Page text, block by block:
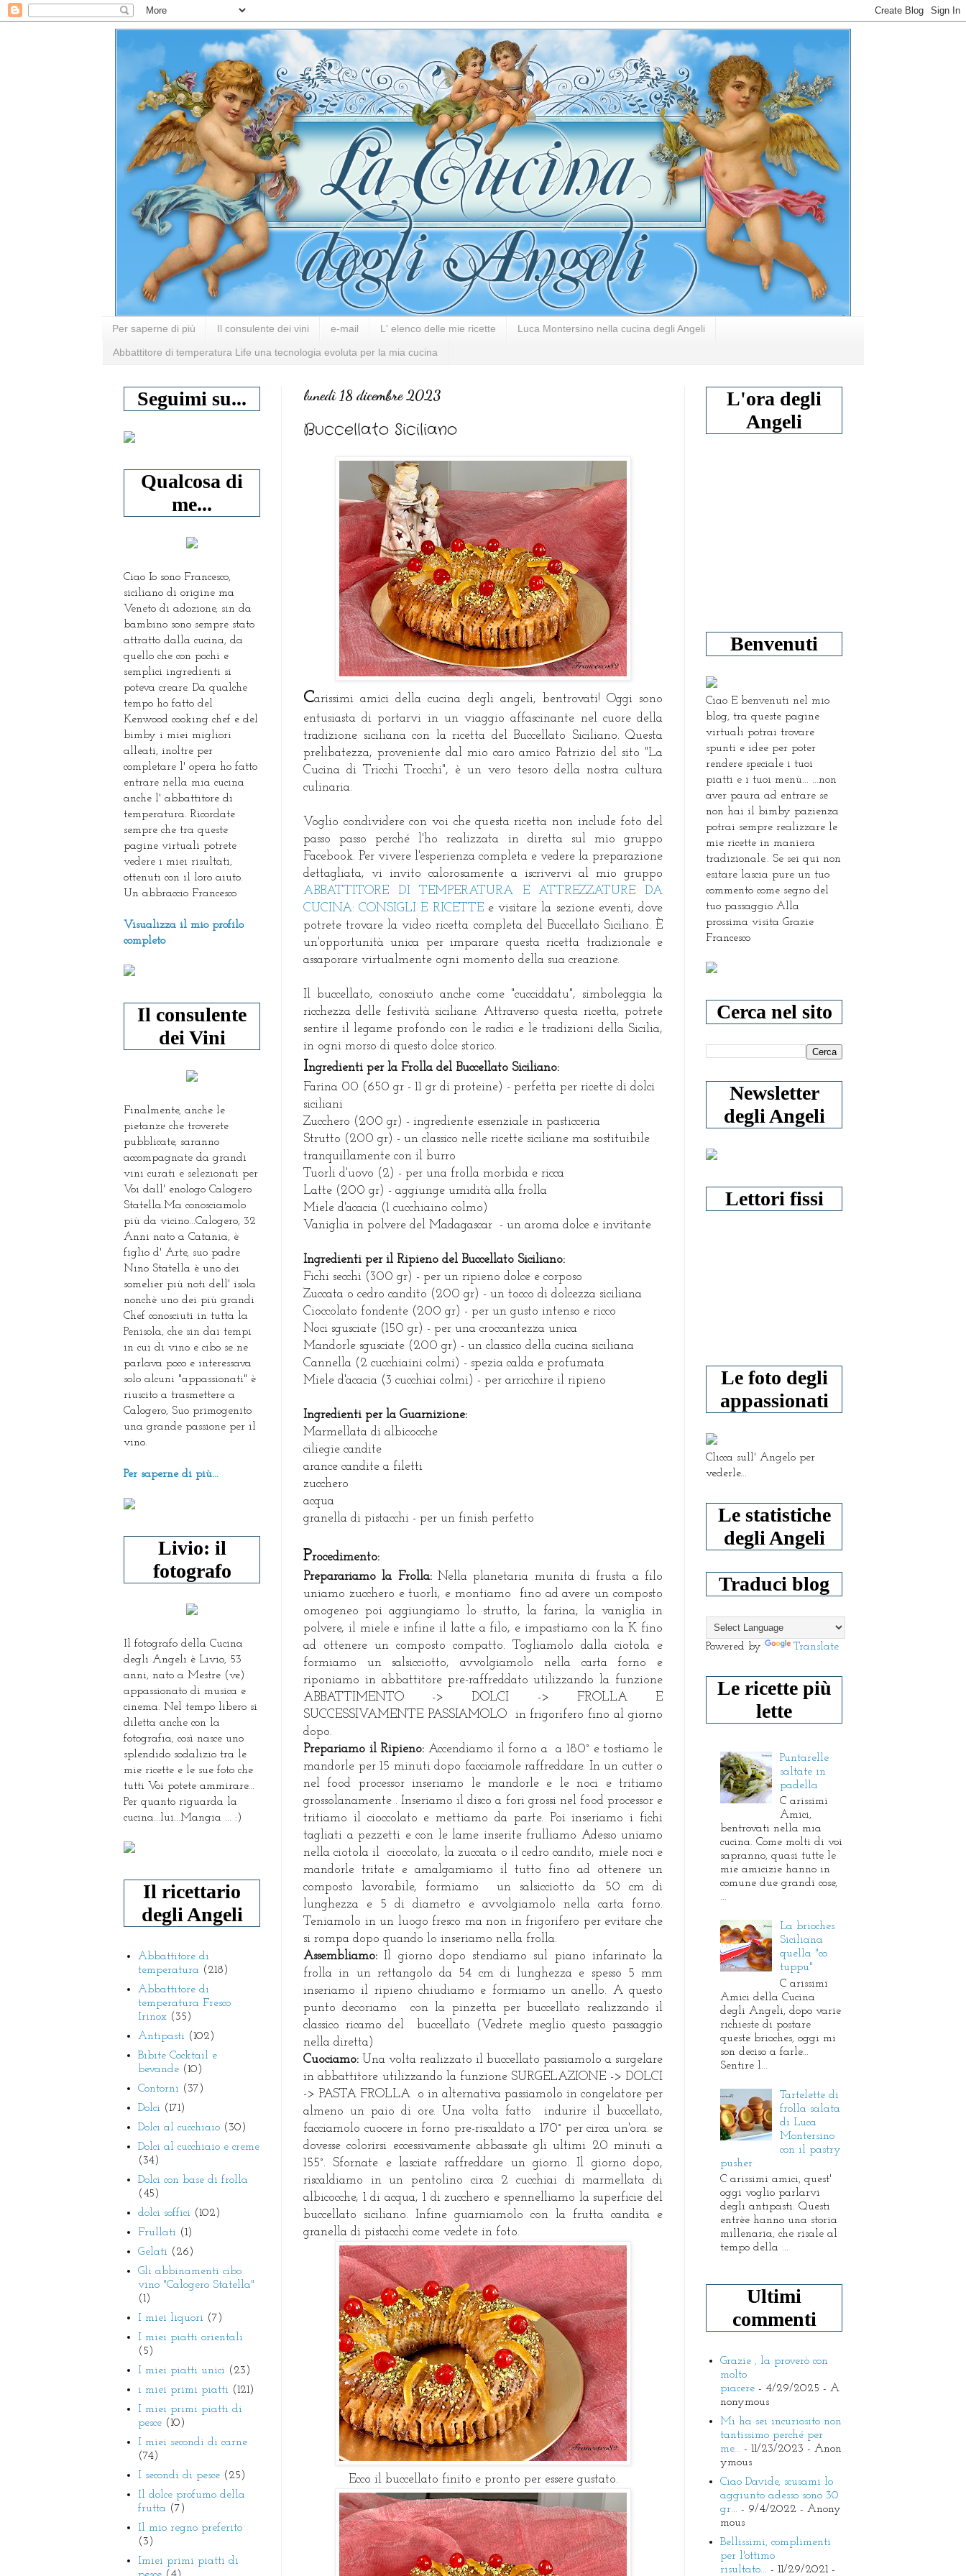
Per saperne di più Il consulente dei vini e-mail L' elenco delle mie ricette Luca Montersino nella cucina degli Angeli
Abbattitore di temperatura Life una tecnologia evoluta per la mia cucina
lunedì 18 dicembre 2023
Buccellato Siciliano
Carissimi amici della cucina degli angeli, bentrovati! Oggi sono
entusiasta di portarvi in un viaggio affascinante nel cuore della
tradizione siciliana con la ricetta del Buccellato Siciliano. Questa
prelibatezza, proveniente dal mio caro amico Patrizio del sito "La
Cucina di Tricchi Trocchi", è un vero tesoro della nostra cultura
culinaria.
Voglio condividere con voi che questa ricetta non include foto del
passo passo perché l'ho realizzata in diretta sul mio gruppo
Facebook. Per vivere l'esperienza completa e vedere la preparazione
dettagliata, vi invito calorosamente a iscrivervi al mio gruppo
ABBATTITORE DI TEMPERATURA E ATTREZZATURE DA
CUCINA: CONSIGLI E RICETTEe visitare la sezione eventi, dove
potrete trovare la video ricetta completa del Buccellato Siciliano. È
un'opportunità unica per imparare questa ricetta tradizionale e
assaporare virtualmente ogni momento della sua creazione.
Il buccellato, conosciuto anche come "cucciddatu", simboleggia la
ricchezza delle festività siciliane. Attraverso questa ricetta, potrete
sentire il legame profondo con le radici e le tradizioni della Sicilia,
in ogni morso di questo dolce storico.
Ingredienti per la Frolla del Buccellato Siciliano:
Farina 00 (650 gr - 11 gr di proteine) - perfetta per ricette di dolci
siciliani
Zucchero (200 gr) - ingrediente essenziale in pasticceria
Strutto (200 gr) - un classico nelle ricette siciliane ma sostituibile
tranquillamente con il burro
Tuorli d'uovo (2) - per una frolla morbida e ricca
Latte (200 gr) - aggiunge umidità alla frolla
Miele d'acacia (1 cucchiaino colmo)
Vaniglia in polvere del Madagascar - un aroma dolce e invitante
Ingredienti per il Ripieno del Buccellato Siciliano:
Fichi secchi (300 gr) - per un ripieno dolce e corposo
Zuccata o cedro candito (200 gr) - un tocco di dolcezza siciliana
Cioccolato fondente (200 gr) - per un gusto intenso e ricco
Noci sgusciate (150 gr) - per una croccantezza unica
Mandorle sgusciate (200 gr) - un classico della cucina siciliana
Cannella (2 cucchiaini colmi) - spezia calda e profumata
Miele d'acacia (3 cucchiai colmi) - per arricchire il ripieno
Ingredienti per la Guarnizione:
Marmellata di albicocche
ciliegie candite
arance candite a filetti
zucchero
acqua
granella di pistacchi - per un finish perfetto
Procedimento:
Preparariamo la Frolla:Nella planetaria munita di frusta a filo
uniamo zucchero e tuorli, e montiamo fino ad avere un composto
omogeneo poi aggiungiamo lo strutto, la farina, la vaniglia in
polvere, il miele e infine il latte a filo, e impastiamo con la K fino
ad ottenere un composto compatto. Togliamolo dalla ciotola e
formiamo un salsicciotto, avvolgiamolo nella carta forno e
riponiamo in abbattitore pre-raffreddato utilizzando la funzione
ABBATTIMENTO -> DOLCI -> FROLLA E
SUCCESSIVAMENTE PASSIAMOLO in frigorifero fino al giorno
dopo.
Prepariamo il Ripieno: Accendiamo il forno a
a 180° e tostiamo le
mandorle per 15 minuti dopo facciamole raffreddare. In un cutter o
nel food processor inseriamo le mandorle e le noci e tritiamo
grossolanamente . Inseriamo il disco a fori grossi nel food processor e
tritiamo il cioccolato e mettiamo da parte. Poi inseriamo i fichi
tagliati a pezzetti e con le lame inserite frulliamo Adesso uniamo
nella ciotola il cioccolato, la zuccata o il cedro candito, miele noci e
mandorle tritate e amalgamiamo il tutto fino ad ottenere un
composto lavorabile, formiamo un salsicciotto da 50 cm di
lunghezza e 5 di diametro e avvolgiamolo nella carta forno.
Teniamolo in un luogo fresco ma non in frigorifero per evitare che
si rompa dopo quando lo inseriamo nella frolla.
Assembliamo:Il giorno dopo stendiamo sul piano infarinato la
frolla in un rettangolo da 54 cm di lunghezza e spesso 5 mm
inseriamo il ripieno chiudiamo e formiamo un anello. A questo
punto decoriamo con la pinzetta per buccellato realizzando il
classico ricamo del buccellato (Vedrete meglio questo passaggio
nella diretta)
Cuociamo: Una volta realizzato il buccellato passiamolo a surgelare
in abbattitore utilizzando la funzione SURGELAZIONE -> DOLCI
-> PASTA FROLLA o in alternativa passiamolo in congelatore per
almeno un paio di ore. Una volta fatto indurire il buccellato,
facciamolo cuocere in forno pre-riscaldato a 170° per circa un'ora. se
dovesse colorirsi eccessivamente abbassate gli ultimi 20 minuti a
155°. Sfornate e lasciate raffreddare un giorno. Il giorno dopo,
riscaldiamo in un pentolino circa 2 cucchiai di marmellata di
albicocche, 1 di acqua, 1 di zucchero e spennelliamo la superficie del
buccellato siciliano. Infine guarniamolo con la frutta candita e
granella di pistacchi come vedete in foto.
Ecco il buccellato finito e pronto per essere gustato.
Seguimi su...
Qualcosa di
me...
Ciao Io sono Francesco,
siciliano di origine ma
Veneto di adozione, sin da
bambino sono sempre stato
attratto dalla cucina, da
quello che con pochi e
semplici ingredienti si
poteva creare. Da qualche
tempo ho fatto del
Kenwood cooking chef e del
bimby i miei migliori
alleati, inoltre per
completare l' opera ho fatto
entrare nella mia cucina
anche l' abbattitore di
temperatura. Ricordate
sempre che tra queste
pagine virtuali potrete
vedere i miei risultati,
ottenuti con il loro aiuto.
Un abbraccio Francesco
Visualizza il mio profilo
completo
Il consulente
dei Vini
Finalmente, anche le
pietanze che troverete
pubblicate, saranno
accompagnate da grandi
vini curati e selezionati per
Voi dall' enologo Calogero
Statella.Ma conosciamolo
più da vicino...Calogero, 32
Anni nato a Catania, è
figlio d' Arte, suo padre
Nino Statella è uno dei
somelier più noti dell' isola
nonchè uno dei più grandi
Chef conosciuti in tutta la
Penisola, che sin dai tempi
in cui di vino e cibo se ne
parlava poco e interessava
solo alcuni "appassionati" è
riuscito a trasmettere a
Calogero, Suo primogenito
una grande passione per il
vino.
Per saperne di più...
Livio: il
fotografo
Il fotografo della Cucina
degli Angeli è Livio, 53
anni, nato a Mestre (ve)
appassionato di musica e
cinema. Nel tempo libero si
diletta anche con la
fotografia, così nasce uno
splendido sodalizio tra le
mie ricette e le sue foto che
tutti Voi potete ammirare...
Per quanto riguarda la
cucina...lui...Mangia ... :)
Il ricettario
degli Angeli
Abbattitore di
temperatura (218)
Abbattitore di
temperatura Fresco
Irinox (35)
Antipasti (102)
Bibite Cocktail e
bevande (10)
Contorni (37)
Dolci (171)
Dolci al cucchiaio (30)
Dolci al cucchiaio e creme
(34)
Dolci con base di frolla
(45)
dolci soffici (102)
Frullati (1)
Gelati (26)
Gli abbinamenti cibo
vino "Calogero Statella"
(1)
I miei liquori (7)
I miei piatti orientali
(5)
I miei piatti unici (23)
i miei primi piatti (121)
I miei primi piatti di
pesce (10)
I miei secondi di carne
(74)
I secondi di pesce (25)
Il dolce profumo della
frutta (7)
Il mio regno preferito
(3)
Imiei primi piatti di
L'ora degli
Angeli
Benvenuti
Ciao E benvenuti nel mio
blog, tra queste pagine
virtuali potrai trovare
spunti e idee per poter
rendere speciale i tuoi
piatti e i tuoi menù... ...non
aver paura ad entrare se
non hai il bimby pazienza
potrai sempre realizzare le
mie ricette in maniera
tradizionale.. Se sei qui non
esitare lascia pure un tuo
commento come segno del
tuo passaggio Alla
prossima visita Grazie
Francesco
Cerca nel sito
Newsletter
degli Angeli
Lettori fissi
Le foto degli
appassionati
Clicca sull' Angelo per
vederle...
Le statistiche
degli Angeli
Traduci blog
Powered by Translate
Le ricette più
lette
Puntarelle
saltate in
padella
C arissimi
Amici,
bentrovati nella mia
cucina. Come molti di voi
sapranno, quasi tutte le
mie amicizie hanno in
comune due grandi cose,
...
La brioches
Siciliana
quella "co
tuppu"
C arissimi
Amici della Cucina
degli Angeli, dopo varie
richieste di postare
queste brioches, oggi mi
son deciso a farle...
Sentire l...
Tartelette di
frolla salata
di Luca
Montersino
con il pastry
pusher
C arissimi amici, quest'
oggi voglio parlarvi
degli antipasti. Questi
entrèe hanno una storia
millenaria, che risale al
tempo della ...
Ultimi
commenti
Grazie , la proverò con
molto
piacere - 4/29/2025 - A
nonymous
Mi ha sei incuriosito non
tantissimo perché per
me... - 11/23/2023 - Anon
ymous
Ciao Davide, scusami lo
aggiunto adesso sono 30
gr... - 9/4/2022 - Anony
mous
Bellissimi, complimenti
per l'ottimo
risultato... - 11/29/2021-